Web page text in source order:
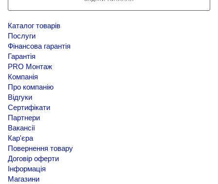
Каталог товарів
Послуги
Фінансова гарантія
Гарантія
PRO Монтаж
Компанія
Про компанію
Відгуки
Сертифікати
Партнери
Вакансії
Кар'єра
Повернення товару
Договір оферти
Інформація
Магазини